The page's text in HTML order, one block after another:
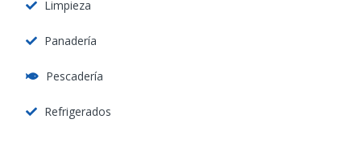
Limpieza
Panadería
Pescadería
Refrigerados